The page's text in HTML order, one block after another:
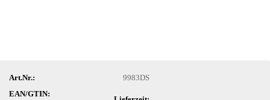
Art.Nr.:
9983DS
EAN/GTIN: